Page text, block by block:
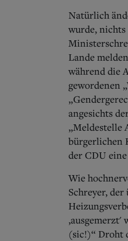
Natürlich
wurde, nichts
Lande
während die
gewordenen
angesichts
„Meldestelle
bürgerlichen
der CDU
Wie
Schreyer,
,ausgemerzt'
(sic!)“ Droht